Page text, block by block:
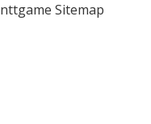
nttgame Sitemap